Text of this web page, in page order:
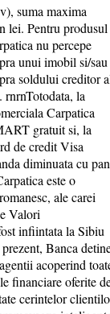
suma maxima
lei. Pentru produsul
nu percepe
unui imobil si/sau
soldului creditor
la
Carpatica
gratuit si, la
de credit Visa
diminuata cu
este o
ale carei
Valori
infiintata la Sibiu
Banca
acoperind
financiare oferite
cerintelor